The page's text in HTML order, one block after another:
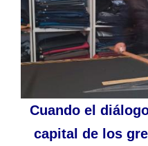
Cuando el
capital de los